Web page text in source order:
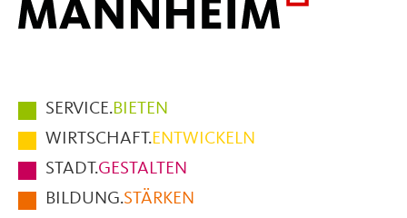
Hauptmenüpunkte
im
Fußbereich
der
Seite
SERVICE.BIETEN
WIRTSCHAFT.ENTWICKELN
STADT.GESTALTEN
BILDUNG.STÄRKEN